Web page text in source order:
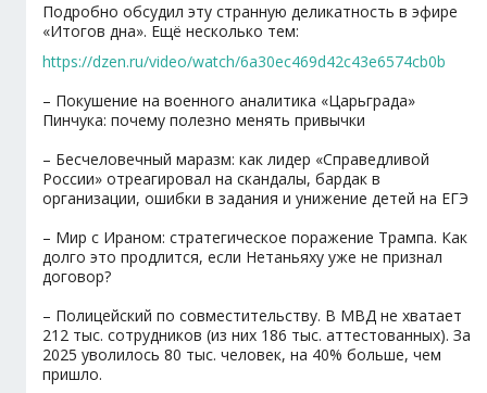
Подробно обсудил эту странную деликатность в эфире
«Итогов дна». Ещё несколько тем:
https://dzen.ru/video/watch/6a30ec469d42c43e6574cb0b
– Покушение на военного аналитика «Царьграда»
Пинчука: почему полезно менять привычки
– Бесчеловечный маразм: как лидер «Справедливой
России» отреагировал на скандалы, бардак в
организации, ошибки в задания и унижение детей на ЕГЭ
– Мир с Ираном: стратегическое поражение Трампа. Как
долго это продлится, если Нетаньяху уже не признал
договор?
– Полицейский по совместительству. В МВД не хватает
212 тыс. сотрудников (из них 186 тыс. аттестованных). За
2025 уволилось 80 тыс. человек, на 40% больше, чем
пришло.